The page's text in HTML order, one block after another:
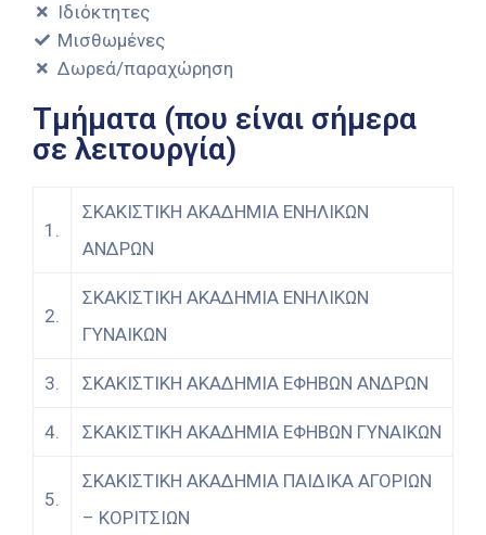
Ιδιόκτητες
Μισθωμένες
Δωρεά/παραχώρηση
Τμήματα (που είναι σήμερα
σε λειτουργία)
1.
ΣΚΑΚΙΣΤΙΚΗ ΑΚΑΔΗΜΙΑ ΕΝΗΛΙΚΩΝ
ΑΝΔΡΩΝ
2.
ΣΚΑΚΙΣΤΙΚΗ ΑΚΑΔΗΜΙΑ ΕΝΗΛΙΚΩΝ
ΓΥΝΑΙΚΩΝ
3. ΣΚΑΚΙΣΤΙΚΗ ΑΚΑΔΗΜΙΑ ΕΦΗΒΩΝ ΑΝΔΡΩΝ
4. ΣΚΑΚΙΣΤΙΚΗ ΑΚΑΔΗΜΙΑ ΕΦΗΒΩΝ ΓΥΝΑΙΚΩΝ
5.
ΣΚΑΚΙΣΤΙΚΗ ΑΚΑΔΗΜΙΑ ΠΑΙΔΙΚΑ ΑΓΟΡΙΩΝ
– ΚΟΡΙΤΣΙΩΝ